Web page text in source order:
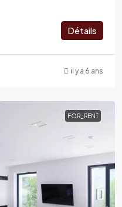
Détails
il y a 6 ans
FOR_RENT